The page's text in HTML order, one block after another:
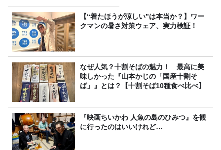
【“着たほうが涼しい”は本当か？】ワー
クマンの暑さ対策ウェア、実力検証！
なぜ人気？十割そばの魅力！ 最高に美
味しかった『山本かじの「国産十割そ
ば」』とは？【十割そば10種食べ比べ】
『映画ちいかわ 人魚の島のひみつ』を観
に行ったのはいいけれど…